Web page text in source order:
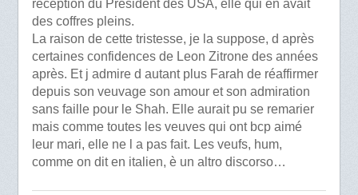
reception du Président des USA, elle qui en avait
des coffres pleins.
La raison de cette tristesse, je la suppose, d après
certaines confidences de Leon Zitrone des années
après. Et j admire d autant plus Farah de réaffirmer
depuis son veuvage son amour et son admiration
sans faille pour le Shah. Elle aurait pu se remarier
mais comme toutes les veuves qui ont bcp aimé
leur mari, elle ne l a pas fait. Les veufs, hum,
comme on dit en italien, è un altro discorso…